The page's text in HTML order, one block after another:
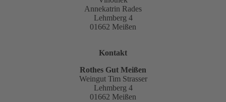
Annekatrin Rades
Lehmberg 4
01662 Meißen
Kontakt
Rothes Gut Meißen
Weingut Tim Strasser
Lehmberg 4
01662 Meißen